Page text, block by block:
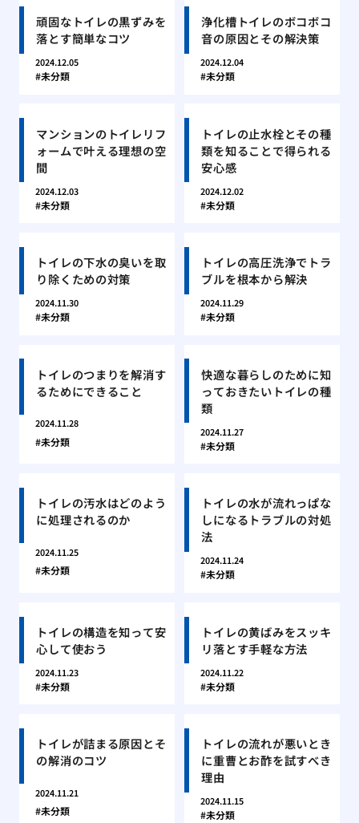
頑固なトイレの黒ずみを
落とす簡単なコツ
2024.12.05
未分類
浄化槽トイレのボコボコ
音の原因とその解決策
2024.12.04
未分類
マンションのトイレリフ
ォームで叶える理想の空
間
2024.12.03
未分類
トイレの止水栓とその種
類を知ることで得られる
安心感
2024.12.02
未分類
トイレの下水の臭いを取
り除くための対策
2024.11.30
未分類
トイレの高圧洗浄でトラ
ブルを根本から解決
2024.11.29
未分類
トイレのつまりを解消す
るためにできること
2024.11.28
未分類
快適な暮らしのために知
っておきたいトイレの種
類
2024.11.27
未分類
トイレの汚水はどのよう
に処理されるのか
2024.11.25
未分類
トイレの水が流れっぱな
しになるトラブルの対処
法
2024.11.24
未分類
トイレの構造を知って安
心して使おう
2024.11.23
未分類
トイレの黄ばみをスッキ
リ落とす手軽な方法
2024.11.22
未分類
トイレが詰まる原因とそ
の解消のコツ
2024.11.21
未分類
トイレの流れが悪いとき
に重曹とお酢を試すべき
理由
2024.11.15
未分類